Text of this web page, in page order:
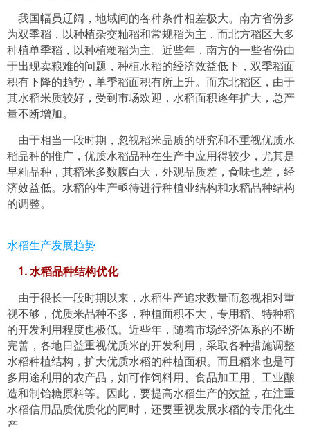
我国幅员辽阔，地域间的各种条件相差极大。南方省份多
为双季稻，以种植杂交籼稻和常规稻为主，而北方稻区大多
种植单季稻，以种植粳稻为主。近些年，南方的一些省份由
于出现卖粮难的问题，种植水稻的经济效益低下，双季稻面
积有下降的趋势，单季稻面积有所上升。而东北稻区，由于
其水稻米质较好，受到市场欢迎，水稻面积逐年扩大，总产
量不断增加。
由于相当一段时期，忽视稻米品质的研究和不重视优质水
稻品种的推广，优质水稻品种在生产中应用得较少，尤其是
早籼品种，其稻米多数腹白大，外观品质差，食味也差，经
济效益低。水稻的生产亟待进行种植业结构和水稻品种结构
的调整。
水稻生产发展趋势
1. 水稻品种结构优化
由于很长一段时期以来，水稻生产追求数量而忽视相对重
视不够，优质米品种不多，种植面积不大，专用稻、特种稻
的开发利用程度也极低。近些年，随着市场经济体系的不断
完善，各地日益重视优质米的开发利用，采取各种措施调整
水稻种植结构，扩大优质水稻的种植面积。而且稻米也是可
多用途利用的农产品，如可作饲料用、食品加工用、工业酿
造和制饴糖原料等。因此，要提高水稻生产的效益，在注重
水稻信用品质优质化的同时，还要重视发展水稻的专用化生